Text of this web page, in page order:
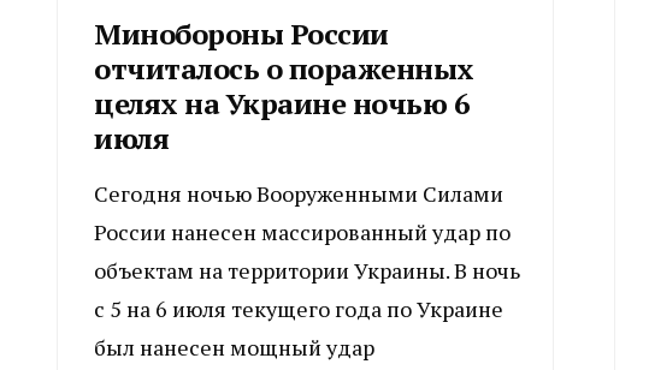
Минобороны России
отчиталось о пораженных
целях на Украине ночью 6
июля
Сегодня ночью Вооруженными Силами
России нанесен массированный удар по
объектам на территории Украины. В ночь
с 5 на 6 июля текущего года по Украине
был нанесен мощный удар